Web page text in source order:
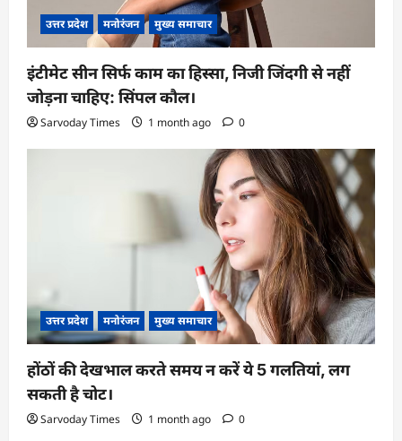
उत्तर प्रदेश मनोरंजन मुख्य समाचार
इंटीमेट सीन सिर्फ काम का हिस्सा, निजी जिंदगी से नहीं
जोड़ना चाहिए: सिंपल कौल।
Sarvoday Times 1 month ago 0
उत्तर प्रदेश मनोरंजन मुख्य समाचार
होंठों की देखभाल करते समय न करें ये 5 गलतियां, लग
सकती है चोट।
Sarvoday Times 1 month ago 0